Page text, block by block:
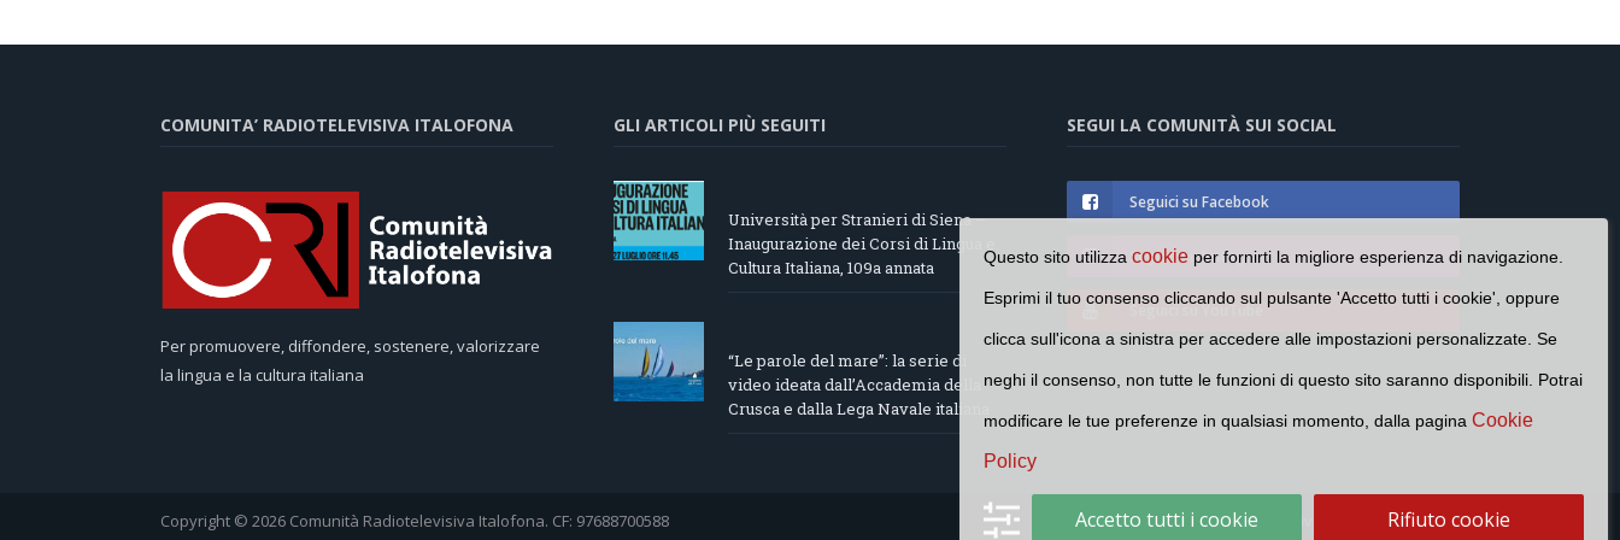
COMUNITA’ RADIOTELEVISIVA ITALOFONA
Per promuovere, diffondere, sostenere, valorizzare
la lingua e la cultura italiana
GLI ARTICOLI PIÙ SEGUITI
Università per Stranieri di Siena –
Inaugurazione dei Corsi di Lingua e
Cultura Italiana, 109a annata
“Le parole del mare”: la serie di
video ideata dall’Accademia della
Crusca e dalla Lega Navale italiana
SEGUI LA COMUNITÀ SUI SOCIAL
Seguici su Facebook
Seguici su Instagram
Seguici su YouTube
Copyright © 2026 Comunità Radiotelevisiva Italofona. CF: 97688700588 Cookie Policy Contatti
Questo sito utilizzacookie per fornirti la migliore esperienza di navigazione.
Esprimi il tuo consenso cliccando sul pulsante 'Accetto tutti i cookie', oppure
clicca sull'icona a sinistra per accedere alle impostazioni personalizzate. Se
neghi il consenso, non tutte le funzioni di questo sito saranno disponibili. Potrai
modificare le tue preferenze in qualsiasi momento, dalla pagina Cookie
Policy
Accetto tutti i cookie Rifiuto cookie